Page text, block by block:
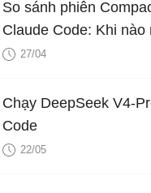
So sánh phiên
Claude Code: Khi
loại?27/04
Chạy DeepSeek V4-
Code
22/05